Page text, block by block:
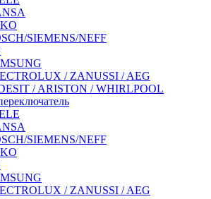
SIEMENS/NEFF
/ ZANUSSI / AEG
/ ARISTON / WHIRLPOOL
SIEMENS/NEFF
/ ZANUSSI / AEG